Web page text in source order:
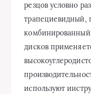
резцов условно
трапециевидный,
дисков
используют